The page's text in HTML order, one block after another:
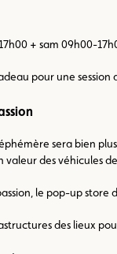
+ sam 09h00-
pour une
sera bien
des véhicules
le pop-up store
des lieux